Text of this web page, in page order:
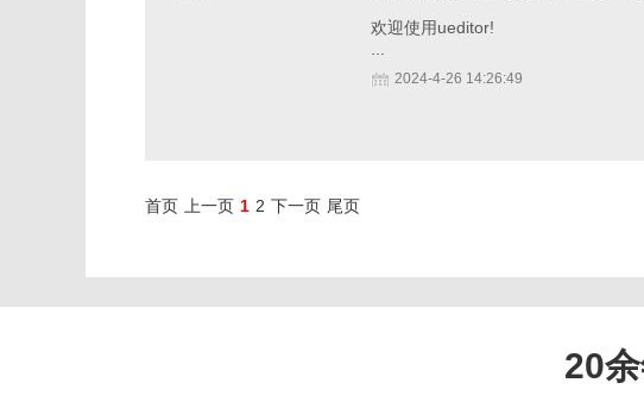
欢迎使用ueditor!
…
2024-4-26 14:26:49
首页 上一页 1 2 下一页 尾页
20